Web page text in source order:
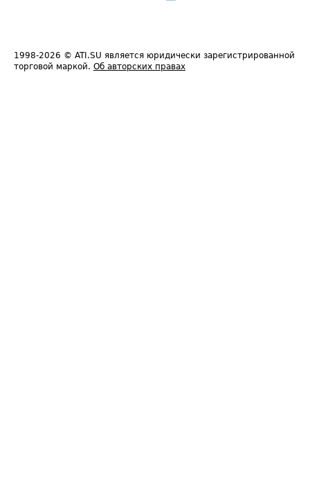
1998-2026 © ATI.SU является юридически зарегистрированной
торговой маркой. Об авторских правах